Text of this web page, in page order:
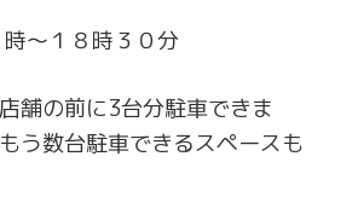
時～１８時３０分
店舗の前に3台分駐車できま
う数台駐車できるスペースも